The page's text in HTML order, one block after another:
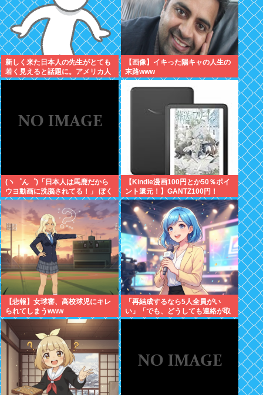
新しく来た日本人の先生がとても
若く見えると話題に。アメリカ人
から『日本人...
【画像】イキった陽キャの人生の
末路www
(ヽ゜ん゜)「日本人は馬鹿だから
ウヨ動画に洗脳されてる！」 ぼく
「じゃあサヨ動画で逆に洗脳すれ
ばええやん」 (ヽ´ん`)「…」
【Kindle漫画100円とか50％ポイ
ント還元！】GANTZ100円！
Dreams、本日のバーガーがセー
ル中！BUNGO、Harlem Beat、
新テニスの王子様、グラゼニ、シ
ュート！新たなる伝説などポイン
ト還元！
【悲報】女球審、高校球児にキレ
られてしまうwww
「再結成するなら5人全員がい
い」「でも、どうしても連絡が取
れなくて…」元ZONE・